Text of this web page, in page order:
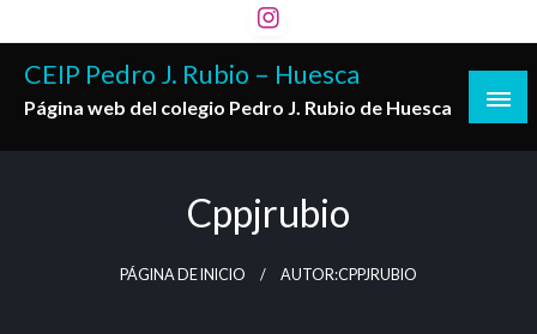
al
contenido
CEIP Pedro J. Rubio – Huesca
Página web del colegio Pedro J. Rubio de Huesca
Cppjrubio
PÁGINA DE INICIO AUTOR:CPPJRUBIO